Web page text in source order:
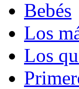
Bebés
Los
Los